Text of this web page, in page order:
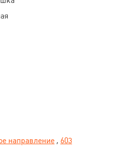
направление , 603